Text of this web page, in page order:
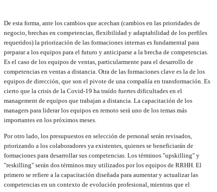
De esta forma, ante los cambios que acechan (cambios en las prioridades de
negocio, brechas en competencias, flexibilidad y adaptabilidad de los perfiles
requeridos) la priorización de las formaciones internas es fundamental para
preparar a los equipos para el futuro y anticiparse a la brecha de competencias.
Es el caso de los equipos de ventas, particularmente para el desarrollo de
competencias en ventas a distancia. Otra de las formaciones clave es la de los
equipos de dirección, que son el pivote de una compañía en transformación. Es
cierto que la crisis de la Covid-19 ha traído fuertes dificultades en el
management de equipos que trabajan a distancia. La capacitación de los
managers para liderar los equipos en remoto será uno de los temas más
importantes en los próximos meses.
Por otro lado, los presupuestos en selección de personal serán revisados,
priorizando a los colaboradores ya existentes, quienes se beneficiarán de
formaciones para desarrollar sus competencias. Los términos "upskilling" y
"reskilling" serán dos términos muy utilizados por los equipos de RRHH. El
primero se refiere a la capacitación diseñada para aumentar y actualizar las
competencias en un contexto de evolución profesional, mientras que el